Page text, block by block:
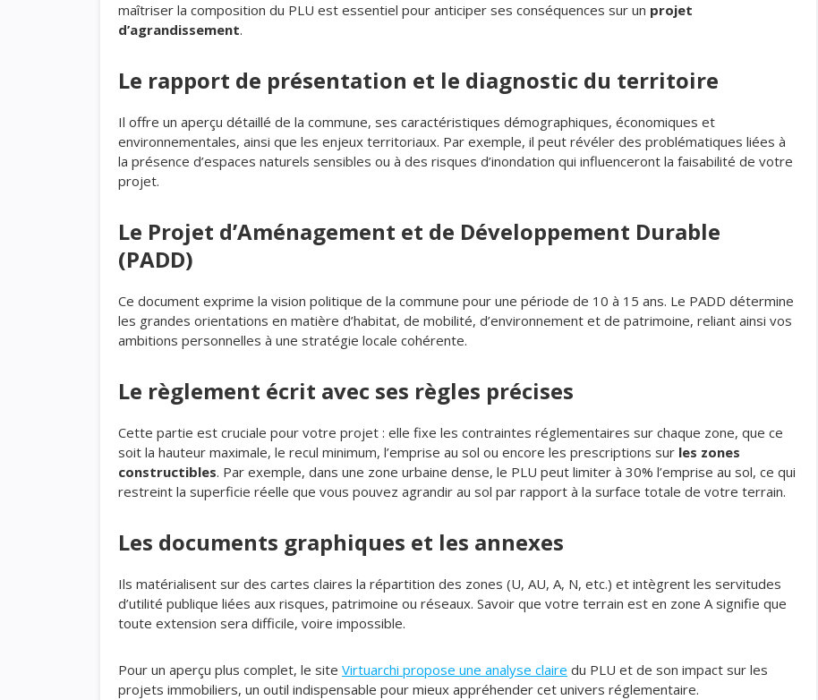
maîtriser la composition du PLU est essentiel pour anticiper ses conséquences sur un projet
d’agrandissement.
Le rapport de présentation et le diagnostic du territoire
Il offre un aperçu détaillé de la commune, ses caractéristiques démographiques, économiques et
environnementales, ainsi que les enjeux territoriaux. Par exemple, il peut révéler des problématiques liées à
la présence d’espaces naturels sensibles ou à des risques d’inondation qui influenceront la faisabilité de votre
projet.
Le Projet d’Aménagement et de Développement Durable
(PADD)
Ce document exprime la vision politique de la commune pour une période de 10 à 15 ans. Le PADD détermine
les grandes orientations en matière d’habitat, de mobilité, d’environnement et de patrimoine, reliant ainsi vos
ambitions personnelles à une stratégie locale cohérente.
Le règlement écrit avec ses règles précises
Cette partie est cruciale pour votre projet : elle fixe les contraintes réglementaires sur chaque zone, que ce
soit la hauteur maximale, le recul minimum, l’emprise au sol ou encore les prescriptions sur les zones
constructibles. Par exemple, dans une zone urbaine dense, le PLU peut limiter à 30% l’emprise au sol, ce qui
restreint la superficie réelle que vous pouvez agrandir au sol par rapport à la surface totale de votre terrain.
Les documents graphiques et les annexes
Ils matérialisent sur des cartes claires la répartition des zones (U, AU, A, N, etc.) et intègrent les servitudes
d’utilité publique liées aux risques, patrimoine ou réseaux. Savoir que votre terrain est en zone A signifie que
toute extension sera difficile, voire impossible.
Pour un aperçu plus complet, le site Virtuarchi propose une analyse claire du PLU et de son impact sur les
projets immobiliers, un outil indispensable pour mieux appréhender cet univers réglementaire.